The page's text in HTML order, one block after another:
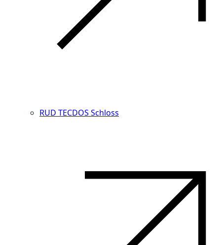
RUD TECDOS Schloss